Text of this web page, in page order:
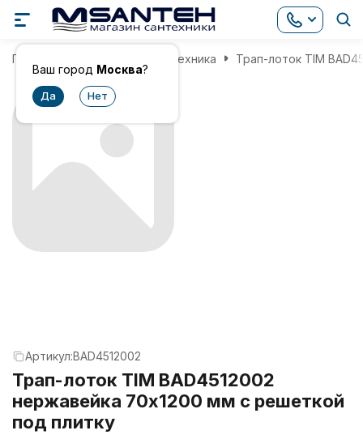
Ваш город Москва?
Главная Инженерная сантехника Трап-лоток TIM
Артикул:BAD4512002
Трап-лоток TIM BAD4512002
нержавейка 70x1200 мм с решеткой
под плитку